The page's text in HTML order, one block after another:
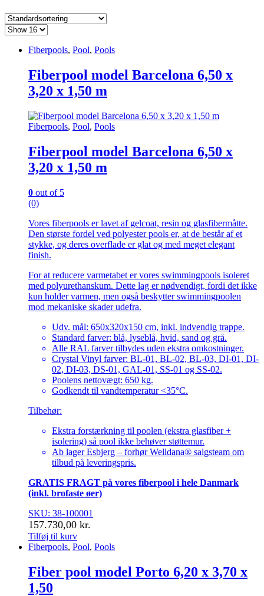
Fiberpools, Pool, Pools
Fiberpool model Barcelona 6,50 x
3,20 x 1,50 m
Fiberpools, Pool, Pools
Fiberpool model Barcelona 6,50 x
3,20 x 1,50 m
0 out of 5
(0)
Vores fiberpools er lavet af gelcoat, resin og glasfibermåtte.
Den største fordel ved polyester pools er, at de består af et
stykke, og deres overflade er glat og med meget elegant
finish.
For at reducere varmetabet er vores swimmingpools isoleret
med polyurethanskum. Dette lag er nødvendigt, fordi det ikke
kun holder varmen, men også beskytter swimmingpoolen
mod mekaniske skader udefra.
Udv. mål: 650x320x150 cm, inkl. indvendig trappe.
Standard farver: blå, lyseblå, hvid, sand og grå.
Alle RAL farver tilbydes uden ekstra omkostninger.
Crystal Vinyl farver: BL-01, BL-02, BL-03, DI-01, DI-
02, DI-03, DS-01, GAL-01, SS-01 og SS-02.
Poolens nettovægt: 650 kg.
Godkendt til vandtemperatur <35°C.
Tilbehør:
Ekstra forstærkning til poolen (ekstra glasfiber +
isolering) så pool ikke behøver støttemur.
Ab lager Esbjerg – forhør Welldana® salgsteam om
tilbud på leveringspris.
GRATIS FRAGT på vores fiberpool i hele Danmark
(inkl. brofaste øer)
SKU: 38-100001
157.730,00 kr.
Tilføj til kurv
Fiberpools, Pool, Pools
Fiber pool model Porto 6,20 x 3,70 x
1,50